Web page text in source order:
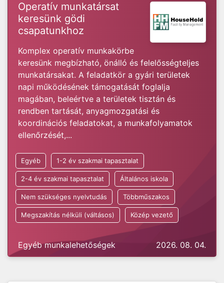
Operatív munkatársat
keresünk gödi
csapatunkhoz
Komplex operatív munkakörbe
keresünk megbízható, önálló és felelősségteljes
munkatársakat. A feladatkör a gyári területek
napi működésének támogatását foglalja
magában, beleértve a területek tisztán és
rendben tartását, anyagmozgatási és
koordinációs feladatokat, a munkafolyamatok
ellenőrzését,...
Egyéb 1-2 év szakmai tapasztalat
2-4 év szakmai tapasztalat Általános iskola
Nem szükséges nyelvtudás Többműszakos
Megszakítás nélküli (váltásos) Közép vezető
Egyéb munkalehetőségek 2026. 08. 04.